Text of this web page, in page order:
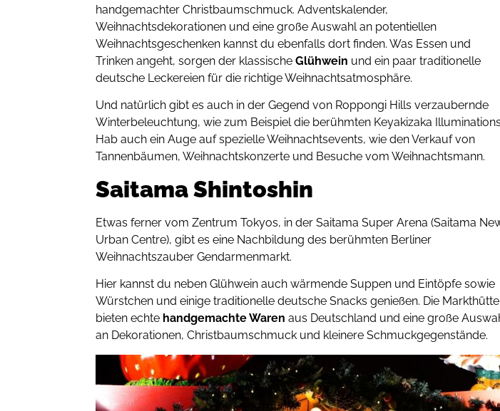
handgemachter Christbaumschmuck. Adventskalender,
Weihnachtsdekorationen und eine große Auswahl an potentiellen
Weihnachtsgeschenken kannst du ebenfalls dort finden. Was Essen und
Trinken angeht, sorgen der klassischeGlühwein und ein paar traditionelle
deutsche Leckereien für die richtige Weihnachtsatmosphäre.
Und natürlich gibt es auch in der Gegend von Roppongi Hills verzaubernde
Winterbeleuchtung, wie zum Beispiel die berühmten Keyakizaka
Hab auch ein Auge auf spezielle Weihnachtsevents, wie den Verkauf von
Tannenbäumen, Weihnachtskonzerte und Besuche vom Weihnachtsmann.
Saitama Shintoshin
Etwas ferner vom Zentrum Tokyos, in der Saitama Super Arena (Saitama
Urban Centre), gibt es eine Nachbildung des berühmten Berliner
Weihnachtszauber Gendarmenmarkt.
Hier kannst du neben Glühwein auch wärmende Suppen und Eintöpfe sowie
Würstchen und einige traditionelle deutsche Snacks genießen. Die
bieten echte handgemachte Waren aus Deutschland und eine große
an Dekorationen, Christbaumschmuck und kleinere Schmuckgegenstände.